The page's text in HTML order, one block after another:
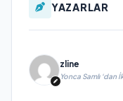
YAZARLAR
zline
Yonca Samlı ‘dan